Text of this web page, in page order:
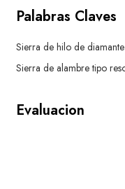
Palabras Claves
Sierra de hilo de
Sierra de alambre tipo
Evaluacion